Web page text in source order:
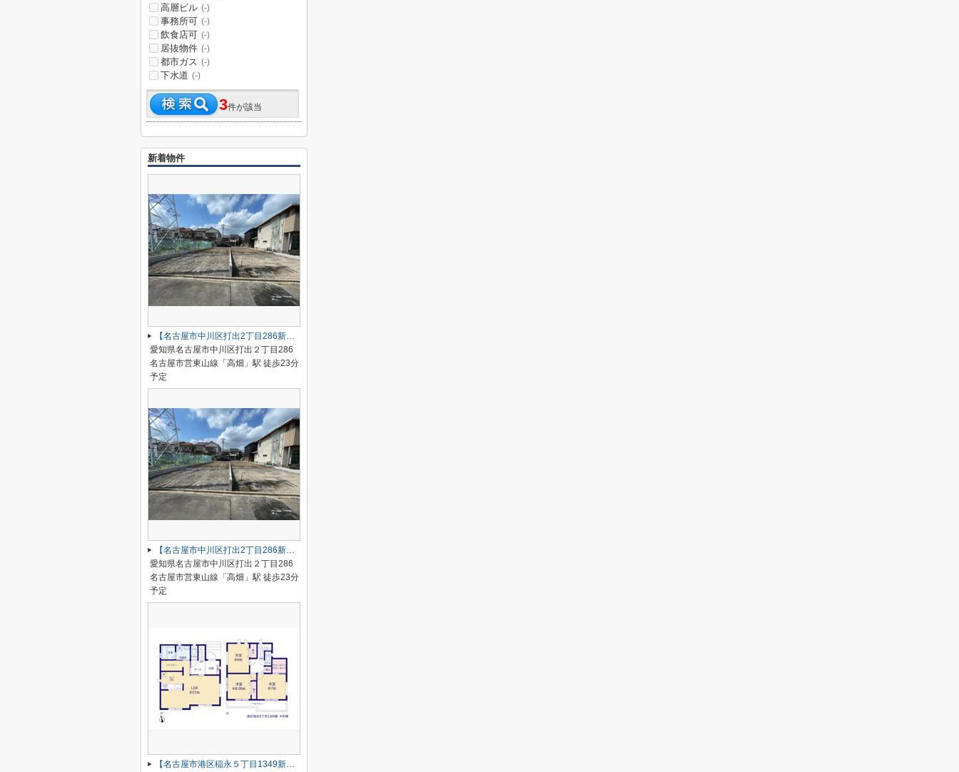
高層ビル (-)
事務所可 (-)
飲食店可 (-)
居抜物件 (-)
都市ガス (-)
下水道 (-)
3件が該当
新着物件
【名古屋市中川区打出2丁目286新築戸建A号棟】仲介手数料無料！荒子小学校・一柳中学校
愛知県名古屋市中川区打出２丁目286
名古屋市営東山線「高畑」駅 徒歩23分
予定
【名古屋市中川区打出2丁目286新築戸建B号棟】仲介手数料無料！荒子小学校・一柳中学校
愛知県名古屋市中川区打出２丁目286
名古屋市営東山線「高畑」駅 徒歩23分
予定
【名古屋市港区稲永５丁目1349新築戸建】仲介手数料無料！